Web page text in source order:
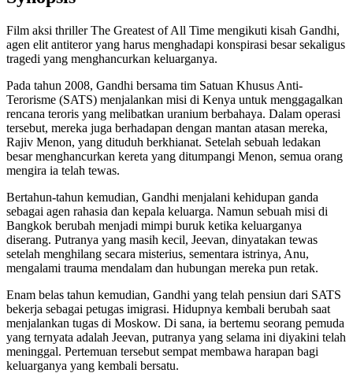
Film aksi thriller The Greatest of All Time mengikuti kisah Gandhi,
agen elit antiteror yang harus menghadapi konspirasi besar sekaligus
tragedi yang menghancurkan keluarganya.
Pada tahun 2008, Gandhi bersama tim Satuan Khusus Anti-
Terorisme (SATS) menjalankan misi di Kenya untuk menggagalkan
rencana teroris yang melibatkan uranium berbahaya. Dalam operasi
tersebut, mereka juga berhadapan dengan mantan atasan mereka,
Rajiv Menon, yang dituduh berkhianat. Setelah sebuah ledakan
besar menghancurkan kereta yang ditumpangi Menon, semua orang
mengira ia telah tewas.
Bertahun-tahun kemudian, Gandhi menjalani kehidupan ganda
sebagai agen rahasia dan kepala keluarga. Namun sebuah misi di
Bangkok berubah menjadi mimpi buruk ketika keluarganya
diserang. Putranya yang masih kecil, Jeevan, dinyatakan tewas
setelah menghilang secara misterius, sementara istrinya, Anu,
mengalami trauma mendalam dan hubungan mereka pun retak.
Enam belas tahun kemudian, Gandhi yang telah pensiun dari SATS
bekerja sebagai petugas imigrasi. Hidupnya kembali berubah saat
menjalankan tugas di Moskow. Di sana, ia bertemu seorang pemuda
yang ternyata adalah Jeevan, putranya yang selama ini diyakini telah
meninggal. Pertemuan tersebut sempat membawa harapan bagi
keluarganya yang kembali bersatu.